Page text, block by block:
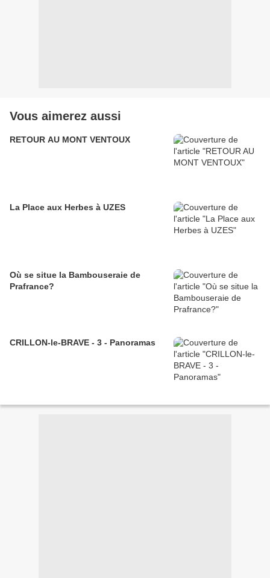
Vous aimerez aussi
RETOUR AU MONT VENTOUX
La Place aux Herbes à UZES
Où se situe la Bambouseraie de
Prafrance?
CRILLON-le-BRAVE - 3 - Panoramas